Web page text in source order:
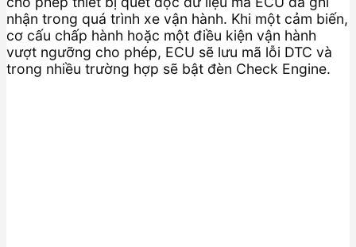
nhận trong quá trình xe vận hành. Khi một cảm biến,
cơ cấu chấp hành hoặc một điều kiện vận hành
vượt ngưỡng cho phép, ECU sẽ lưu mã lỗi DTC và
trong nhiều trường hợp sẽ bật đèn Check Engine.